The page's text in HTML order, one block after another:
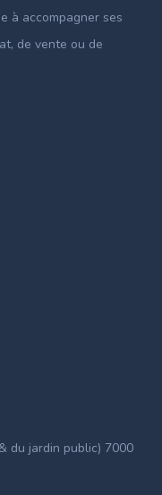
à accompagner ses
de vente ou de
du jardin public) 7000